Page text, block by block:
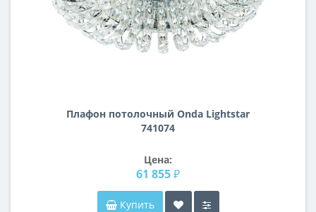
Плафон потолочный Onda Lightstar
741074
Цена:
61 855 ₽
Купить